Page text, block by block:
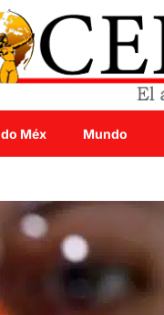
Méx Mundo